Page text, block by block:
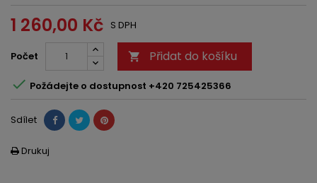
1 260,00 Kč S DPH
Počet  Přidat do košíku
 Požádejte o dostupnost +420 725425366
Sdílet
 Drukuj